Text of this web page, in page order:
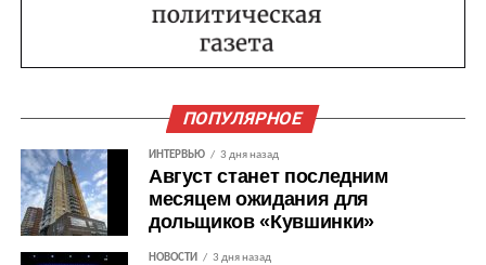
ПОПУЛЯРНОЕ
ИНТЕРВЬЮ 3 дня назад
Август станет последним
месяцем ожидания для
дольщиков «Кувшинки»
НОВОСТИ 3 дня назад